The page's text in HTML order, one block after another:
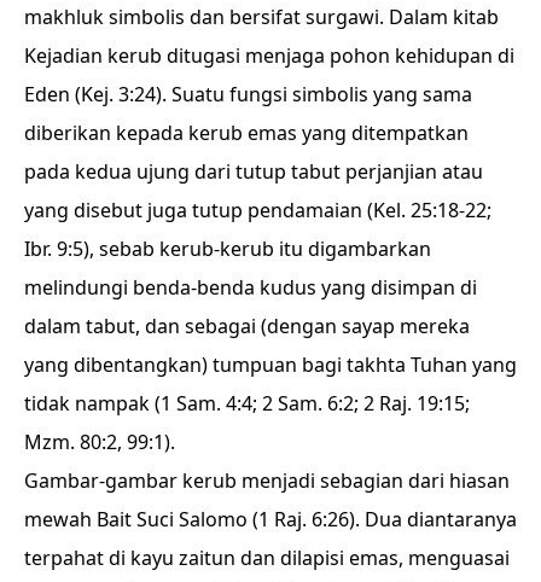
makhluk simbolis dan bersifat surgawi. Dalam kitab
Kejadian kerub ditugasi menjaga pohon kehidupan di
Eden (Kej. 3:24). Suatu fungsi simbolis yang sama
diberikan kepada kerub emas yang ditempatkan
pada kedua ujung dari tutup tabut perjanjian atau
yang disebut juga tutup pendamaian (Kel. 25:18-22;
Ibr. 9:5), sebab kerub-kerub itu digambarkan
melindungi benda-benda kudus yang disimpan di
dalam tabut, dan sebagai (dengan sayap mereka
yang dibentangkan) tumpuan bagi takhta Tuhan yang
tidak nampak (1 Sam. 4:4; 2 Sam. 6:2; 2 Raj. 19:15;
Mzm. 80:2, 99:1).
Gambar-gambar kerub menjadi sebagian dari hiasan
mewah Bait Suci Salomo (1 Raj. 6:26). Dua diantaranya
terpahat di kayu zaitun dan dilapisi emas, menguasai